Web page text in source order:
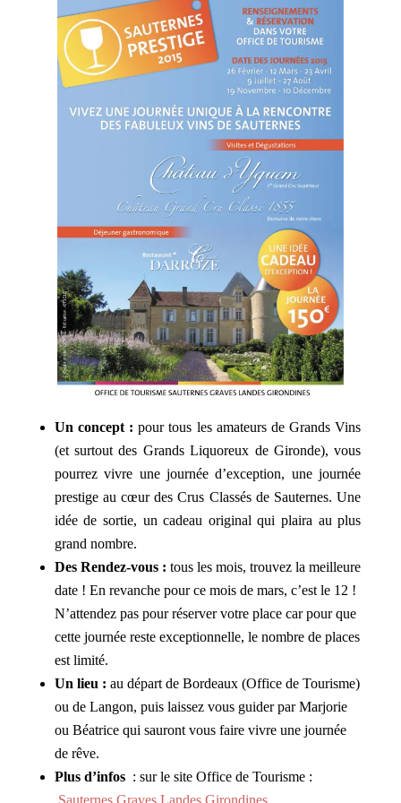
Un concept : pour tous les amateurs de Grands Vins
(et surtout des Grands Liquoreux de Gironde), vous
pourrez vivre une journée d’exception, une journée
prestige au cœur des Crus Classés de Sauternes. Une
idée de sortie, un cadeau original qui plaira au plus
grand nombre.
Des Rendez-vous : tous les mois, trouvez la meilleure
date ! En revanche pour ce mois de mars, c’est le 12 !
N’attendez pas pour réserver votre place car pour que
cette journée reste exceptionnelle, le nombre de places
est limité.
Un lieu : au départ de Bordeaux (Office de Tourisme)
ou de Langon, puis laissez vous guider par Marjorie
ou Béatrice qui sauront vous faire vivre une journée
de rêve.
Plus d’infos: sur le site Office de Tourisme :